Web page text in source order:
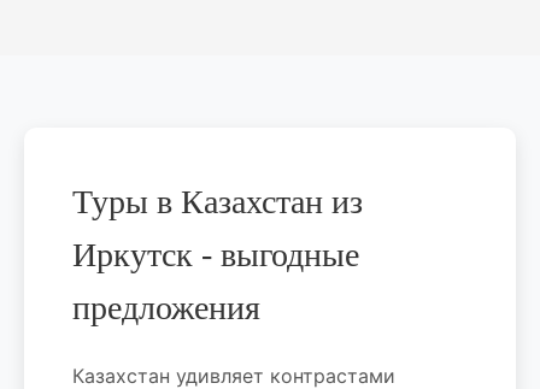
Туры в Казахстан из
Иркутск - выгодные
предложения
Казахстан удивляет контрастами